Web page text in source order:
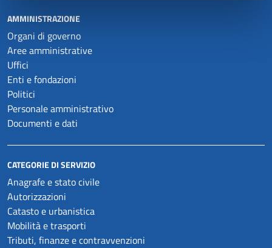
AMMINISTRAZIONE
Organi di governo
Aree amministrative
Uffici
Enti e fondazioni
Politici
Personale amministrativo
Documenti e dati
CATEGORIE DI SERVIZIO
Anagrafe e stato civile
Autorizzazioni
Catasto e urbanistica
Mobilità e trasporti
Tributi, finanze e contravvenzioni